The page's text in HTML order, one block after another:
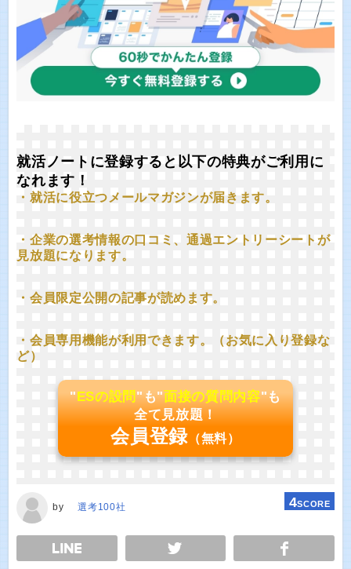
就活ノートに登録すると以下の特典がご利用に
なれます！
・就活に役立つメールマガジンが届きます。
・企業の選考情報の口コミ、通過エントリーシートが
見放題になります。
・会員限定公開の記事が読めます。
・会員専用機能が利用できます。（お気に入り登録な
ど）
"ESの設問"も"面接の質問内容"も
全て見放題！
会員登録 （無料）
by 選考100社 4SCORE
TWEET